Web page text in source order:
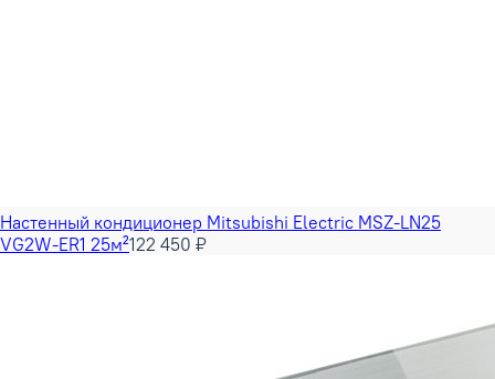
Настенный кондиционер Mitsubishi Electric MSZ-LN25
VG2W-ER1 25м²122 450 ₽